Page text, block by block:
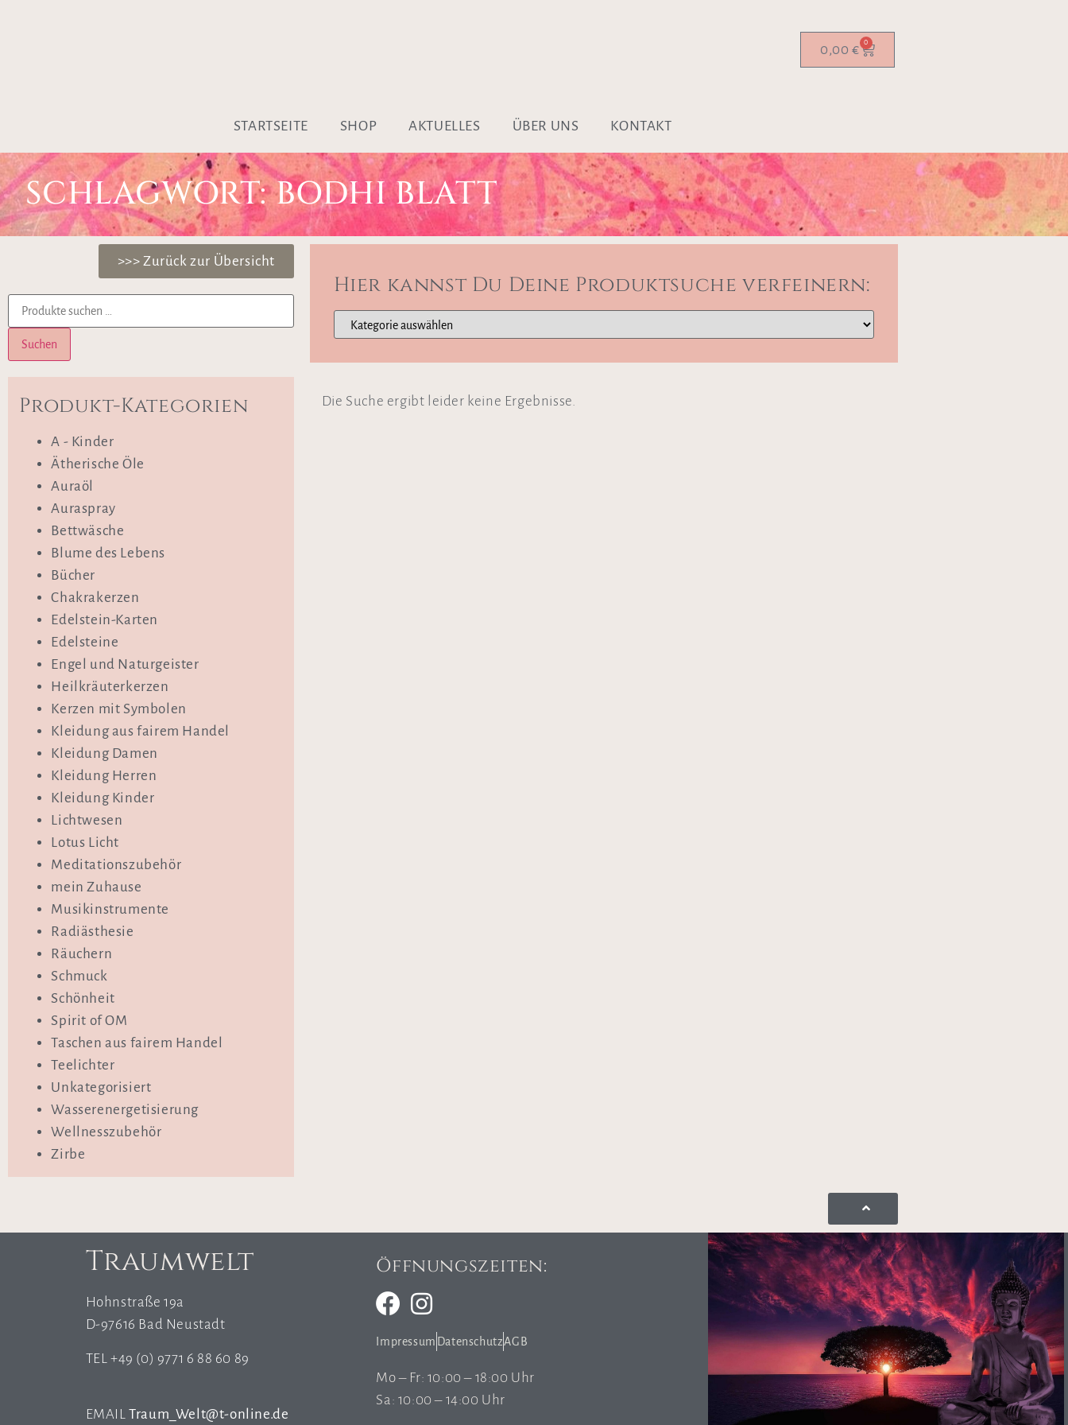
0,00 € 0
STARTSEITE SHOP AKTUELLES ÜBER UNS KONTAKT
SCHLAGWORT: BODHI BLATT
>>> Zurück zur Übersicht
Suchen
Produkt-Kategorien
A - Kinder
Ätherische Öle
Auraöl
Auraspray
Bettwäsche
Blume des Lebens
Bücher
Chakrakerzen
Edelstein-Karten
Edelsteine
Engel und Naturgeister
Heilkräuterkerzen
Kerzen mit Symbolen
Kleidung aus fairem Handel
Kleidung Damen
Kleidung Herren
Kleidung Kinder
Lichtwesen
Lotus Licht
Meditationszubehör
mein Zuhause
Musikinstrumente
Radiästhesie
Räuchern
Schmuck
Schönheit
Spirit of OM
Taschen aus fairem Handel
Teelichter
Unkategorisiert
Wasserenergetisierung
Wellnesszubehör
Zirbe
Hier kannst Du Deine Produktsuche verfeinern:
Die Suche ergibt leider keine Ergebnisse.
Traumwelt
Hohnstraße 19a
D-97616 Bad Neustadt
TEL +49 (0) 9771 6 88 60 89
EMAILTraum_Welt@t-online.de
Öffnungszeiten:
Impressum DatenschutzAGB
Mo – Fr: 10:00 – 18:00 Uhr
Sa: 10:00 – 14:00 Uhr